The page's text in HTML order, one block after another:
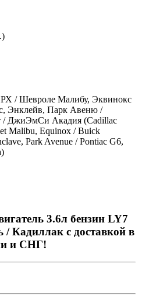
/ Шевроле Малибу, Эквинокс
Энклейв, Парк Авеню /
/ ДжиЭмСи Акадия (Cadillac
Malibu, Equinox / Buick
Park Avenue / Pontiac G6,
3.6л бензин LY7
Кадиллак с доставкой в
и СНГ!